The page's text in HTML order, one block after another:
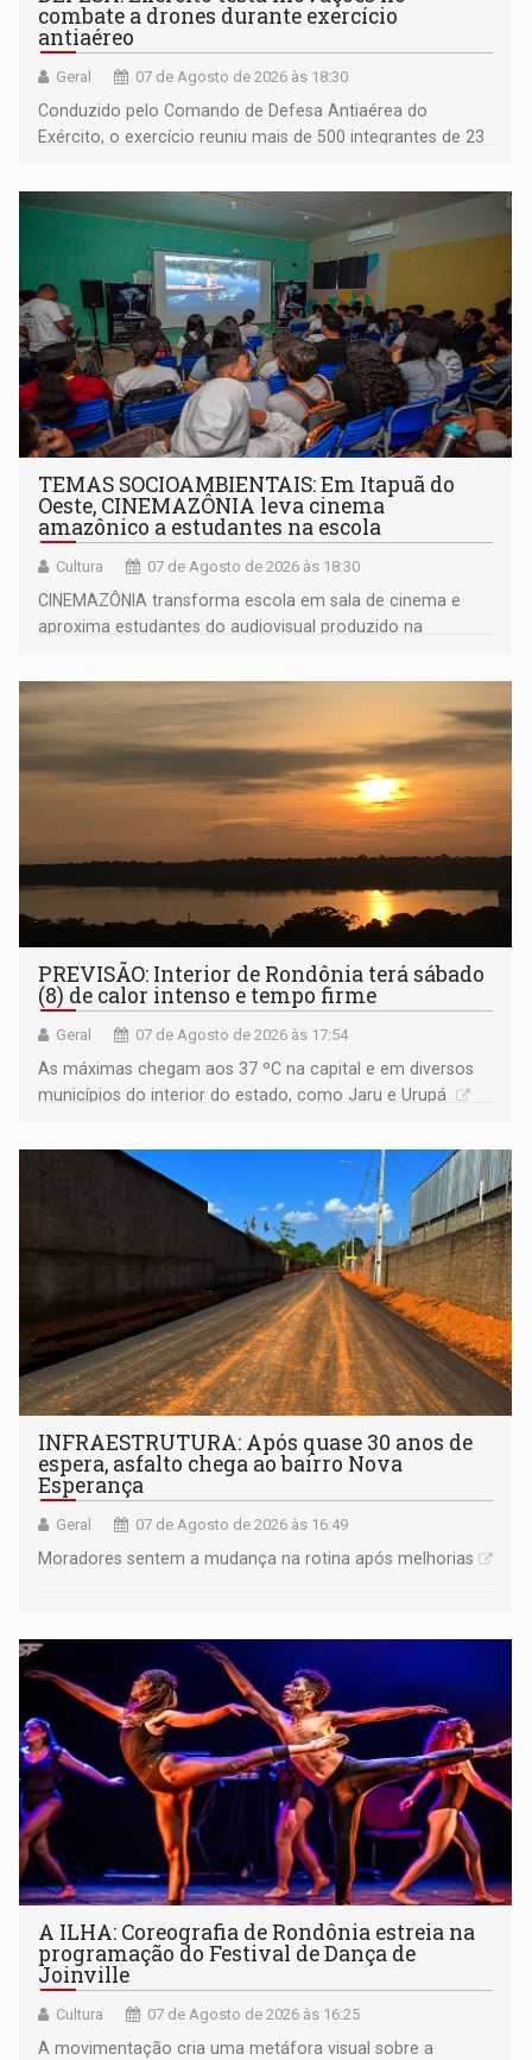
combate a drones durante exercício
antiaéreo
Geral 07 de Agosto de 2026 às 18:30
Conduzido pelo Comando de Defesa Antiaérea do
Exército, o exercício reuniu mais de 500 integrantes de 23
TEMAS SOCIOAMBIENTAIS: Em Itapuã do
Oeste, CINEMAZÔNIA leva cinema
amazônico a estudantes na escola
Cultura 07 de Agosto de 2026 às 18:30
CINEMAZÔNIA transforma escola em sala de cinema e
aproxima estudantes do audiovisual produzido na
PREVISÃO: Interior de Rondônia terá sábado
(8) de calor intenso e tempo firme
Geral 07 de Agosto de 2026 às 17:54
As máximas chegam aos 37 ºC na capital e em diversos
municípios do interior do estado, como Jaru e Urupá
INFRAESTRUTURA: Após quase 30 anos de
espera, asfalto chega ao bairro Nova
Esperança
Geral 07 de Agosto de 2026 às 16:49
Moradores sentem a mudança na rotina após melhorias
A ILHA: Coreografia de Rondônia estreia na
programação do Festival de Dança de
Joinville
Cultura 07 de Agosto de 2026 às 16:25
A movimentação cria uma metáfora visual sobre a